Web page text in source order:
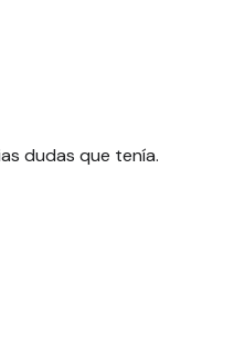
dudas que tenía.